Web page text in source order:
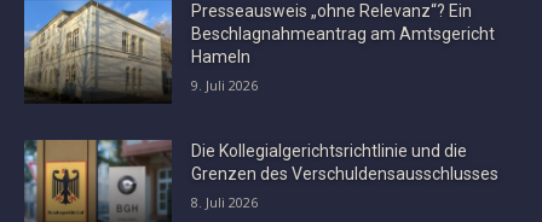
Presseausweis „ohne Relevanz“? Ein
Beschlagnahmeantrag am Amtsgericht
Hameln
9. Juli 2026
Die Kollegialgerichtsrichtlinie und die
Grenzen des Verschuldensausschlusses
8. Juli 2026